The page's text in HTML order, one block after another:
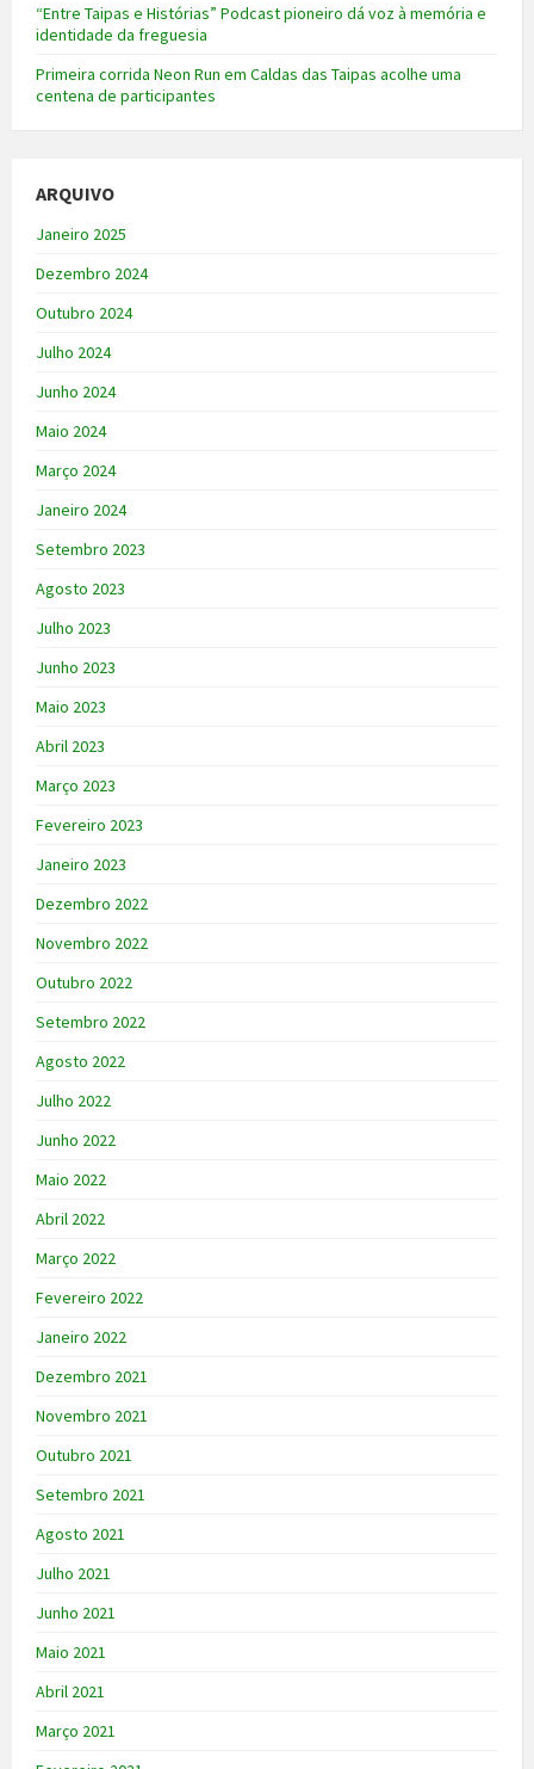
“Entre Taipas e Histórias” Podcast pioneiro dá voz à memória e
identidade da freguesia
Primeira corrida Neon Run em Caldas das Taipas acolhe uma
centena de participantes
ARQUIVO
Janeiro 2025
Dezembro 2024
Outubro 2024
Julho 2024
Junho 2024
Maio 2024
Março 2024
Janeiro 2024
Setembro 2023
Agosto 2023
Julho 2023
Junho 2023
Maio 2023
Abril 2023
Março 2023
Fevereiro 2023
Janeiro 2023
Dezembro 2022
Novembro 2022
Outubro 2022
Setembro 2022
Agosto 2022
Julho 2022
Junho 2022
Maio 2022
Abril 2022
Março 2022
Fevereiro 2022
Janeiro 2022
Dezembro 2021
Novembro 2021
Outubro 2021
Setembro 2021
Agosto 2021
Julho 2021
Junho 2021
Maio 2021
Abril 2021
Março 2021